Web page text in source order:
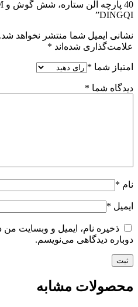
DINGQI”
نشانی ایمیل شما منتشر نخواهد شد.
علامت‌گذاری شده‌اند *
امتیاز شما *
دیدگاه شما *
نام *
ایمیل *
ذخیره نام، ایمیل و وبسایت
دوباره دیدگاهی می‌نویسم.
محصولات مشابه